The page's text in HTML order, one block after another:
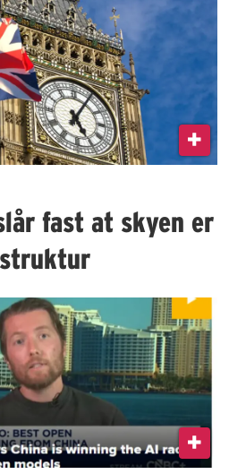
fast at skyen er